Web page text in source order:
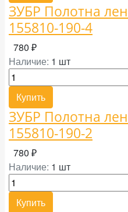
ЗУБР Полотна
155810-190-4
780 ₽
Наличие: 1 шт
Купить
ЗУБР Полотна
155810-190-2
780 ₽
Наличие: 1 шт
Купить